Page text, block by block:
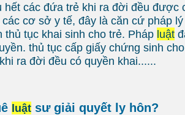
hết các đứa trẻ khi ra đời đều được
các cơ sở y tế, đây là căn cứ pháp
thủ tục khai sinh cho trẻ. Pháp luật
thủ tục cấp giấy chứng sinh
ra đời đều có quyền khai......
luật sư giải quyết ly hôn?